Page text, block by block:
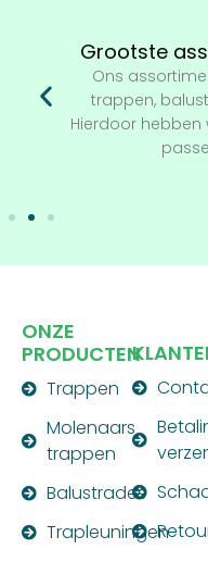
Grootste
Ons
trappen,
Hierdoor hebben
ONZE
PRODUCTEN
Trappen
Molenaars
trappen
Balustrades
Trapleuningen